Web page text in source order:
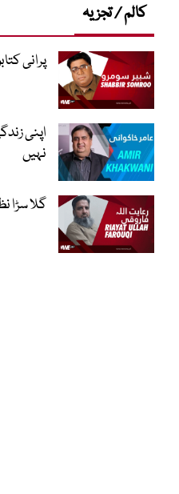
کالم / تجزیہ
پرانی
اپنی
نہیں
گلا سڑا